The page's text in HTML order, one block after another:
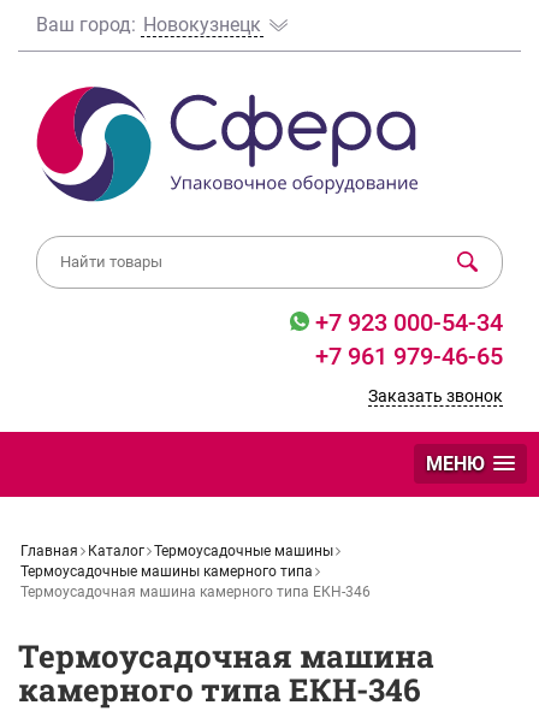
Ваш город: Новокузнецк
+7 923 000-54-34
+7 961 979-46-65
Заказать звонок
МЕНЮ
Главная Каталог Термоусадочные машины
Термоусадочные машины камерного типа
Термоусадочная машина камерного типа ЕКН-346
Термоусадочная машина
камерного типа ЕКН-346